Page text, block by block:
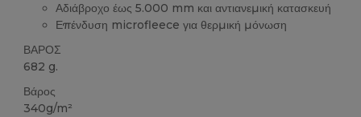
Αδιάβροχο έως 5.000 mm και αντιανεμική κατασκευή
Επένδυση microfleece για θερμική μόνωση
ΒΑΡΟΣ
682 g.
Βάρος
340g/m²